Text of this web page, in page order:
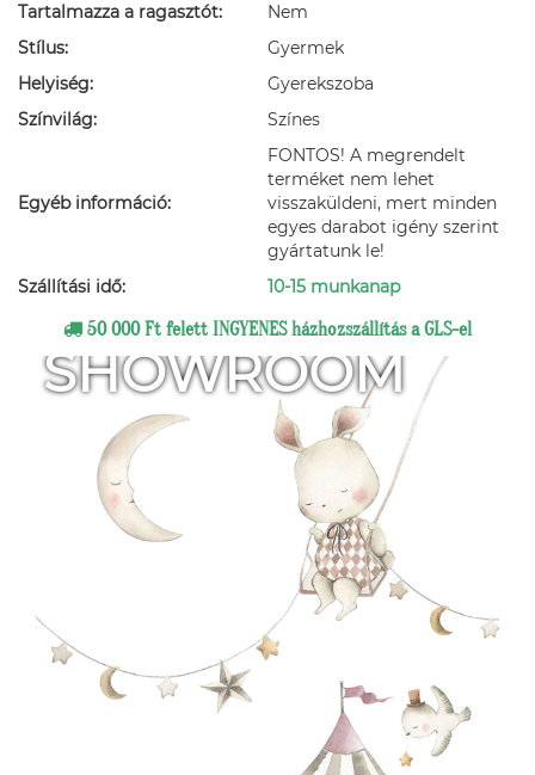
Tartalmazza a ragasztót:
Nem
Stílus:
Gyermek
Helyiség:
Gyerekszoba
Színvilág:
Színes
Egyéb információ:
FONTOS! A megrendelt
terméket nem lehet
visszaküldeni, mert minden
egyes darabot igény szerint
gyártatunk le!
Szállítási idő:
10-15 munkanap
50 000 Ft felett INGYENES házhozszállítás a GLS-el
SHOWROOM